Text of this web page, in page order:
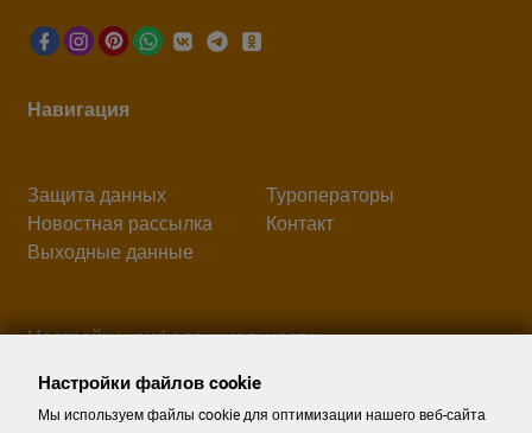
Навигация
Защита данных
Туроператоры
Новостная рассылка
Контакт
Выходные данные
Настройки конфеденциальности
Поиск
Настройки файлов cookie
Мы используем файлы cookie для оптимизации нашего веб-сайта